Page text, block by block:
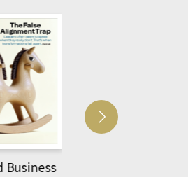
Business